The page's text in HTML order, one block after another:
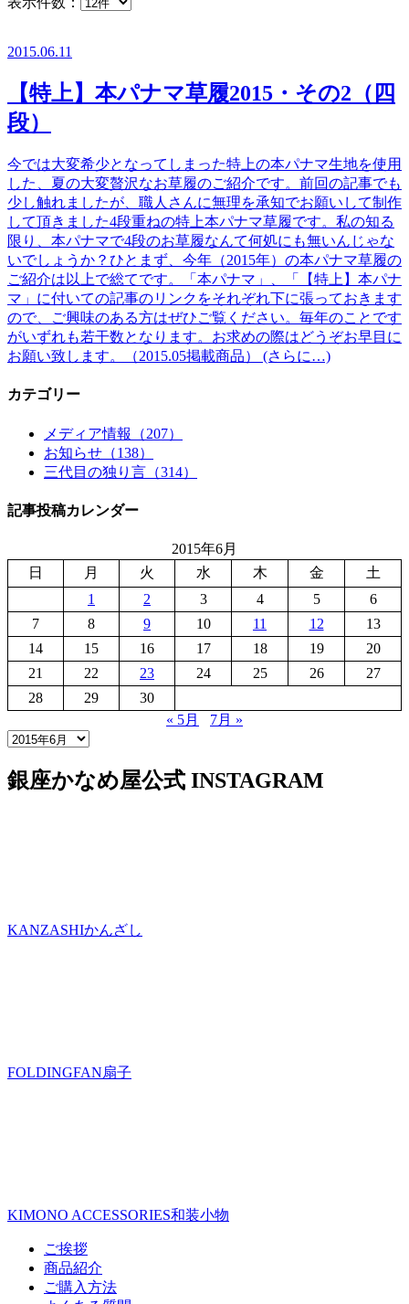
2015.06.11
【特上】本パナマ草履2015・その2（四
段）
今では大変希少となってしまった特上の本パナマ生地を使用
した、夏の大変贅沢なお草履のご紹介です。前回の記事でも
少し触れましたが、職人さんに無理を承知でお願いして制作
して頂きました4段重ねの特上本パナマ草履です。私の知る
限り、本パナマで4段のお草履なんて何処にも無いんじゃな
いでしょうか？ひとまず、今年（2015年）の本パナマ草履の
ご紹介は以上で総てです。「本パナマ」、「【特上】本パナ
マ」に付いての記事のリンクをそれぞれ下に張っておきます
ので、ご興味のある方はぜひご覧ください。毎年のことです
がいずれも若干数となります。お求めの際はどうぞお早目に
お願い致します。（2015.05掲載商品） (さらに…)
カテゴリー
メディア情報（207）
お知らせ（138）
三代目の独り言（314）
記事投稿カレンダー
2015年6月
日
月 火 水 木 金
土
1
2 3 4 5
6
7
8 9 10 11 12
13
14
15 16 17 18 19
20
21
22 23 24 25 26
27
28
29
30
« 5月
7月 »
銀座かなめ屋公式 INSTAGRAM
KANZASHIかんざし
FOLDINGFAN扇子
KIMONO ACCESSORIES和装小物
ご挨拶
商品紹介
ご購入方法